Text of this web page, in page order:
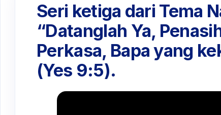
Seri ketiga dari Tema
“Datanglah Ya,
Perkasa, Bapa yang
(Yes 9:5).